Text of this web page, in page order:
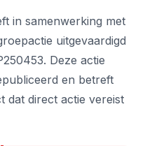
in samenwerking met
uitgevaardigd
Deze actie
en betreft
dat direct actie vereist